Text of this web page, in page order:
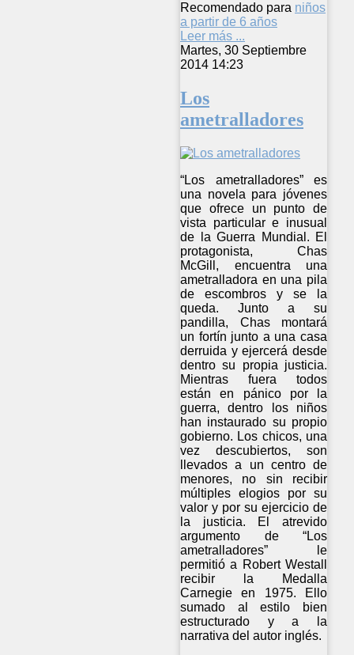
Recomendado para niños
a partir de 6 años
Leer más ...
Martes, 30 Septiembre
2014 14:23
Los
ametralladores
“Los ametralladores” es
una novela para jóvenes
que ofrece un punto de
vista particular e inusual
de la Guerra Mundial. El
protagonista, Chas
McGill, encuentra una
ametralladora en una pila
de escombros y se la
queda. Junto a su
pandilla, Chas montará
un fortín junto a una casa
derruida y ejercerá desde
dentro su propia justicia.
Mientras fuera todos
están en pánico por la
guerra, dentro los niños
han instaurado su propio
gobierno. Los chicos, una
vez descubiertos, son
llevados a un centro de
menores, no sin recibir
múltiples elogios por su
valor y por su ejercicio de
la justicia. El atrevido
argumento de “Los
ametralladores” le
permitió a Robert Westall
recibir la Medalla
Carnegie en 1975. Ello
sumado al estilo bien
estructurado y a la
narrativa del autor inglés.